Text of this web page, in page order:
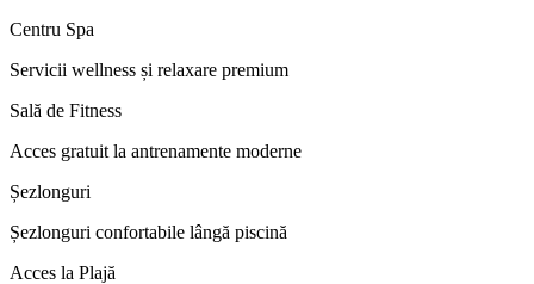
Centru Spa
Servicii wellness și relaxare premium
Sală de Fitness
Acces gratuit la antrenamente moderne
Șezlonguri
Șezlonguri confortabile lângă piscină
Acces la Plajă